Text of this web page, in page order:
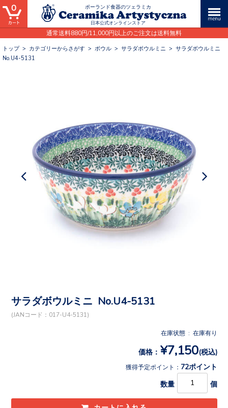
ポーランド食器のツェラミカ
日本公式オンラインストア
通常送料880円/11,000円以上のご注文は送料無料
0
トップ> カテゴリーからさがす > ボウル > サラダボウルミニ > サラダボウルミニ
No.U4-5131
サラダボウルミニ No.U4-5131
(JANコード：017-U4-5131)
在庫状態 : 在庫有り
価格： ¥7,150(税込)
獲得予定ポイント： 72ポイント
数量 個